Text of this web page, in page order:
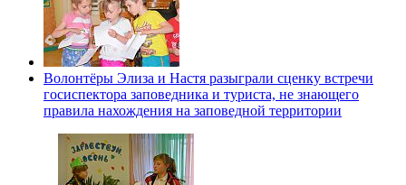
Волонтёры Элиза и Настя разыграли сценку встречи
госиспектора заповедника и туриста, не знающего
правила нахождения на заповедной территории